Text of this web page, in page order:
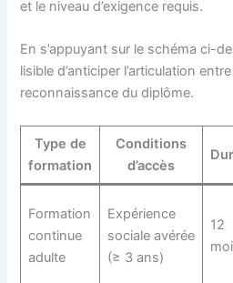
et le niveau d’exigence requis.
En s’appuyant sur le schéma ci-
lisible d’anticiper l’articulation
reconnaissance du diplôme.
Type de
formation
Conditions
d’accès
Formation
continue
adulte
Expérience
sociale avérée
(≥ 3 ans)
12